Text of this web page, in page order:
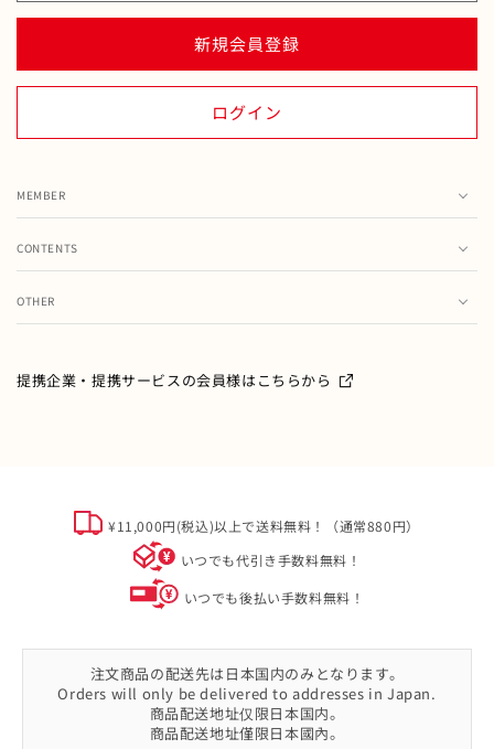
新規会員登録
ログイン
MEMBER
注文履歴
メールマガジン
CONTENTS
て
OTHER
ご利用ガイド
個人情報について
ソーシャルメディアポリシー
提携企業・提携サービスの会員様はこちらから
¥11,000円(税込)以上で送料無料！（通常880円）
いつでも代引き手数料無料！
いつでも後払い手数料無料！
注文商品の配送先は日本国内のみとなります。
Orders will only be delivered to addresses in Japan.
商品配送地址仅限日本国内。
商品配送地址僅限日本國內。